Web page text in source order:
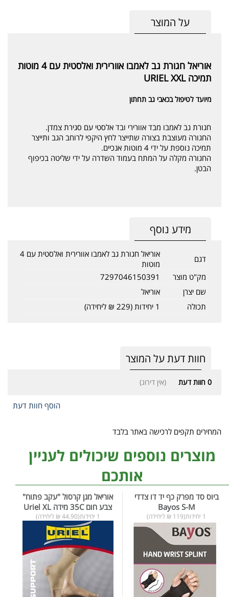
על המוצר
אוריאל חגורת גב לאמבו אוורירית ואלסטית עם 4 מוטות
תמיכה URIEL XXL
מיועד לטיפול בכאבי גב תחתון
חגורת גב לאמבו מבד אוורירי ובד אלסטי עם סגירת צמדן.
החגורה מעוצבת בצורה שתייצר לחץ היקפי לרוחב הגב ותייצר
תמיכה נוספת על ידי 4 מוטות אנכיים.
החגורה מקלה על המתח בעמוד השדרה על ידי שליטה בכיפוף
הבטן.
מידע נוסף
דגם
אוריאל חגורת גב לאמבו אוורירית ואלסטית עם 4
מוטות
מק"ט מוצר
7297046150391
שם יצרן
אוריאל
תכולה
1 יחידות (229 ₪ ליחידה)
חוות דעת על המוצר
0 חוות דעת (אין דירוג)
הוסף חוות דעת
המחירים תקפים לרכישה באתר בלבד
מוצרים נוספים שיכולים לעניין
אותכם
ביוס סד מפרק כף יד דו צדדי
Bayos S-M
1 יחידות(119 ₪ ליחידה)
אוריאל מגן קרסול "עקב פתוח"
צבע חום 35C מידה Uriel XL
1 יחידות(44.90 ₪ ליחידה)